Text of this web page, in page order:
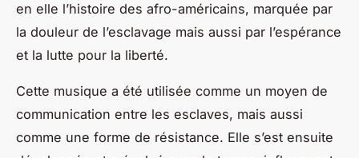
en elle l’histoire des afro-américains, marquée par
la douleur de l’esclavage mais aussi par l’espérance
et la lutte pour la liberté.
Cette musique a été utilisée comme un moyen de
communication entre les esclaves, mais aussi
comme une forme de résistance. Elle s’est ensuite